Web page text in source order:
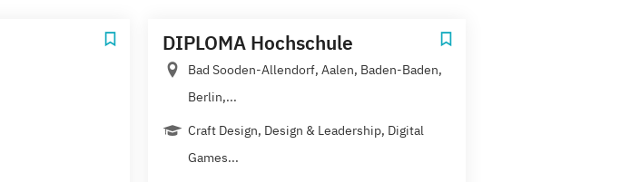
DIPLOMA Hochschule
Bad Sooden-Allendorf, Aalen, Baden-Baden,
Berlin,...
Craft Design, Design & Leadership, Digital
Games...